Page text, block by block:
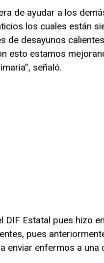
de ayudar a los
los cuales están
de desayunos
esto estamos
señaló.
DIF Estatal pues hizo
pues
enviar enfermos a una